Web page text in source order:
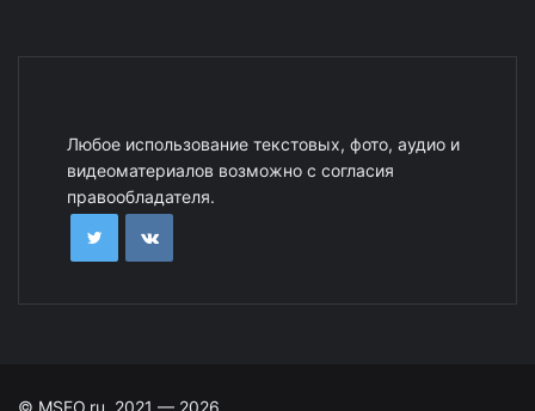
Любое использование текстовых, фото, аудио и
видеоматериалов возможно с согласия
правообладателя.